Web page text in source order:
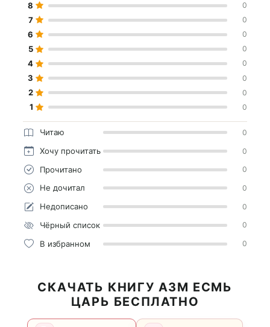
8 0
7 0
6 0
5 0
4 0
3 0
2 0
1 0
Читаю 0
Хочу прочитать 0
Прочитано 0
Не дочитал 0
Недописано 0
Чёрный список 0
В избранном 0
СКАЧАТЬ КНИГУ АЗМ ЕСМЬ
ЦАРЬ БЕСПЛАТНО